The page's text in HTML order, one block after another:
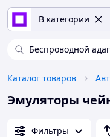
В категории
Беспроводной
Каталог товаров
Эмуляторы
Фильтры